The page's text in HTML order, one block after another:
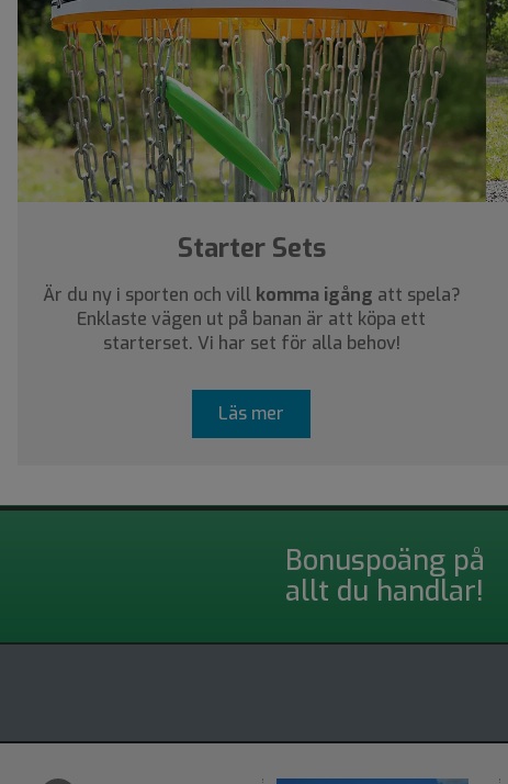
Starter Sets
Är du ny i sporten och vill komma igång att spela?
Enklaste vägen ut på banan är att köpa ett
starterset. Vi har set för alla behov!
Läs mer
Bonuspoäng på
allt du handlar!